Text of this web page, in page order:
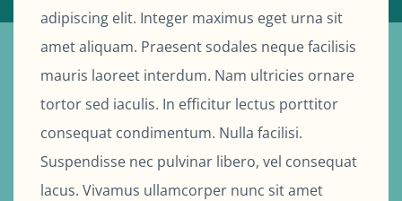
adipiscing elit. Integer maximus eget urna sit
amet aliquam. Praesent sodales neque facilisis
mauris laoreet interdum. Nam ultricies ornare
tortor sed iaculis. In efficitur lectus porttitor
consequat condimentum. Nulla facilisi.
Suspendisse nec pulvinar libero, vel consequat
lacus. Vivamus ullamcorper nunc sit amet